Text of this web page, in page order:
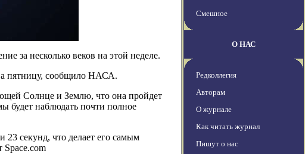
за несколько веков на этой неделе.
пятницу, сообщило НАСА.
Солнце и Землю, что она пройдет
будет наблюдать почти полное
23 секунд, что делает его самым
Space.com
Смешное
О НАС
Редколлегия
Авторам
О журнале
Как читать журнал
Пишут о нас